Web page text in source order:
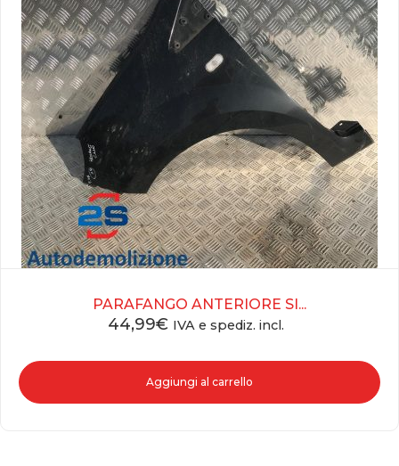
PARAFANGO ANTERIORE SI...
44,99€ IVA e spediz. incl.
Aggiungi al carrello